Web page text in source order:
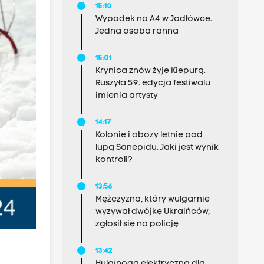
15:10
Wypadek na A4 w Jodłówce.
Jedna osoba ranna
15:01
Krynica znów żyje Kiepurą.
Ruszyła 59. edycja festiwalu
imienia artysty
14:17
Kolonie i obozy letnie pod
lupą Sanepidu. Jaki jest wynik
kontroli?
13:56
Mężczyzna, który wulgarnie
wyzywał dwójkę Ukraińców,
zgłosił się na policję
13:42